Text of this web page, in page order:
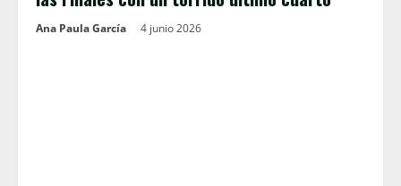
Ana Paula García 4 junio 2026